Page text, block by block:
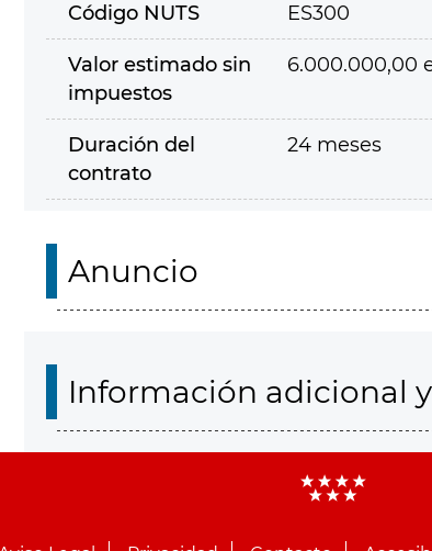
Código NUTS ES300
Valor estimado sin
impuestos
6.000.000,00
Duración del
contrato
24 meses
Anuncio
Información adicional